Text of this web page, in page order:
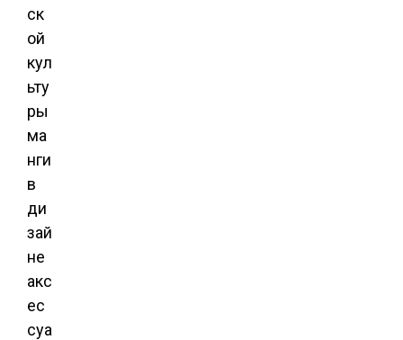
ск
ой
кул
ьту
ры
ма
нги
в
ди
зай
не
акс
ес
суа